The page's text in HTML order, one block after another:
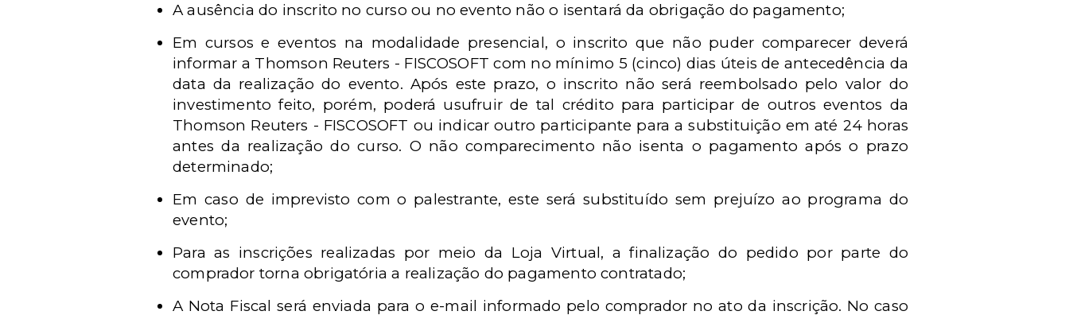
A ausência do inscrito no curso ou no evento não o isentará da obrigação do pagamento;
Em cursos e eventos na modalidade presencial, o inscrito que não puder comparecer deverá
informar a Thomson Reuters - FISCOSOFT com no mínimo 5 (cinco) dias úteis de antecedência da
data da realização do evento. Após este prazo, o inscrito não será reembolsado pelo valor do
investimento feito, porém, poderá usufruir de tal crédito para participar de outros eventos da
Thomson Reuters - FISCOSOFT ou indicar outro participante para a substituição em até 24 horas
antes da realização do curso. O não comparecimento não isenta o pagamento após o prazo
determinado;
Em caso de imprevisto com o palestrante, este será substituído sem prejuízo ao programa do
evento;
Para as inscrições realizadas por meio da Loja Virtual, a finalização do pedido por parte do
comprador torna obrigatória a realização do pagamento contratado;
A Nota Fiscal será enviada para o e-mail informado pelo comprador no ato da inscrição. No caso